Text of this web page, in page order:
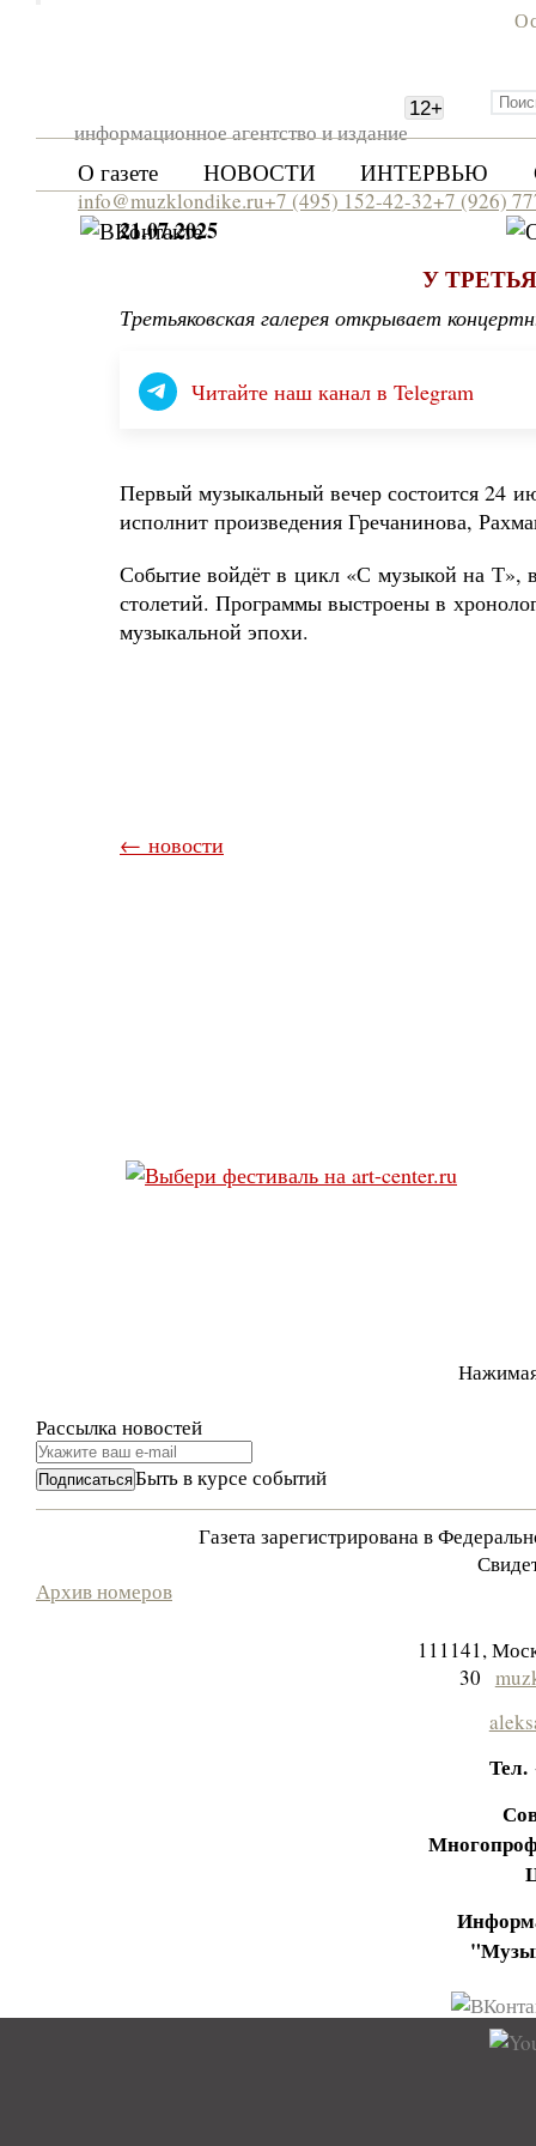
информационное агентство и издание
12+
О газете НОВОСТИ ИНТЕРВЬЮ
info@muzklondike.ru+7 (495) 152-42-32+7 (926)
21.07.2025
У
Третьяковская галерея открывает
Читайте наш канал в Telegram
Первый музыкальный вечер состоится 24
исполнит произведения Гречанинова,
Событие войдёт в цикл «С музыкой на Т», в
столетий. Программы выстроены в
музыкальной эпохи.
← новости
Рассылка новостей
Быть в курсе событий
Газета зарегистрирована в
Архив номеров
111141,
30
Тел.